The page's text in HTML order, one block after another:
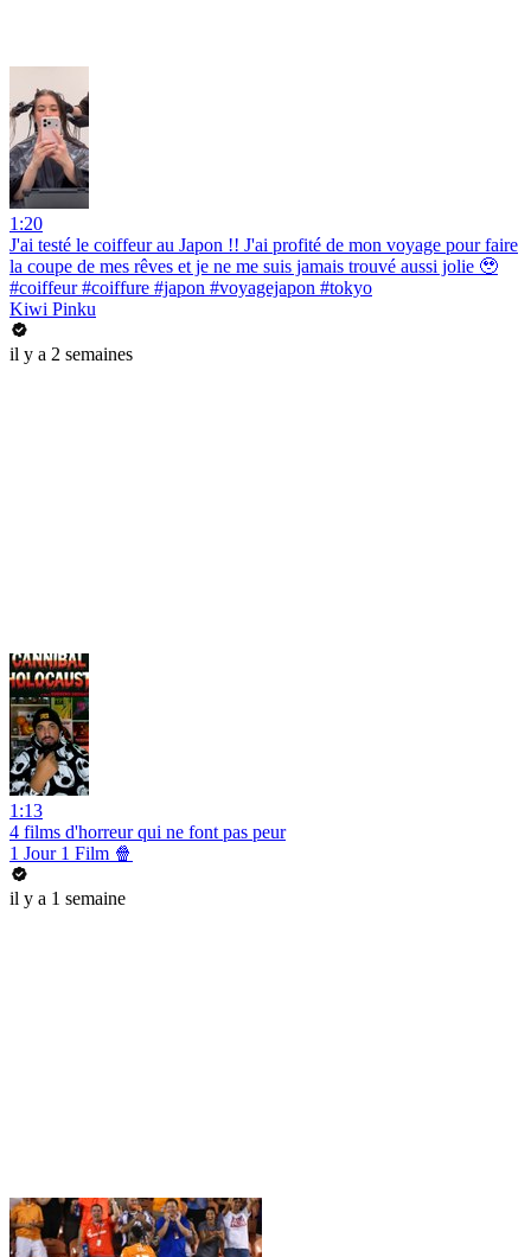
1:20
J'ai testé le coiffeur au Japon !! J'ai profité de mon voyage pour faire
la coupe de mes rêves et je ne me suis jamais trouvé aussi jolie 🥹
#coiffeur #coiffure #japon #voyagejapon #tokyo
Kiwi Pinku
il y a 2 semaines
1:13
4 films d'horreur qui ne font pas peur
1 Jour 1 Film 🍿
il y a 1 semaine